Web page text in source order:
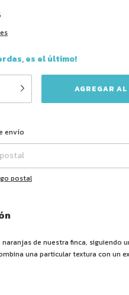
es el último!
CP:
envío
postal
de nuestra finca, siguiendo
una particular textura con un